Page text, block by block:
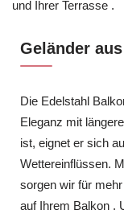
und Ihrer Terrasse .
Geländer
Die Edelstahl
Eleganz mit
ist, eignet er sich
Wettereinflüssen.
sorgen wir für
auf Ihrem Balkon .